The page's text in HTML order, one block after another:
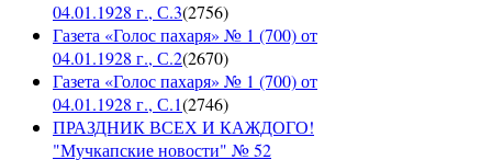
04.01.1928 г., С.3(2756)
Газета «Голос пахаря» № 1 (700) от
04.01.1928 г., С.2(2670)
Газета «Голос пахаря» № 1 (700) от
04.01.1928 г., С.1(2746)
ПРАЗДНИК ВСЕХ И КАЖДОГО!
"Мучкапские новости" № 52